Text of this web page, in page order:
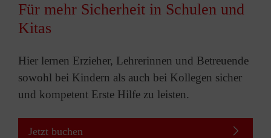
Für mehr Sicherheit in Schulen und
Kitas
Hier lernen Erzieher, Lehrerinnen und Betreuende
sowohl bei Kindern als auch bei Kollegen sicher
und kompetent Erste Hilfe zu leisten.
Jetzt buchen